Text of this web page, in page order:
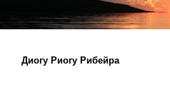
Диогу Риогу Рибейра